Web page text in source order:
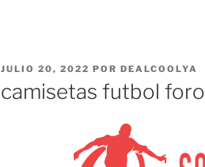
PUBLICADO
JULIO 20, 2022 POR DEALCOOLYA
camisetas futbol foro